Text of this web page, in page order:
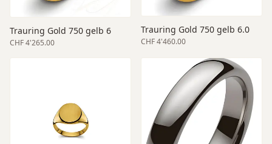
Trauring Gold 750 gelb 6
CHF 4'265.00
Trauring Gold 750 gelb 6.0
CHF 4'460.00